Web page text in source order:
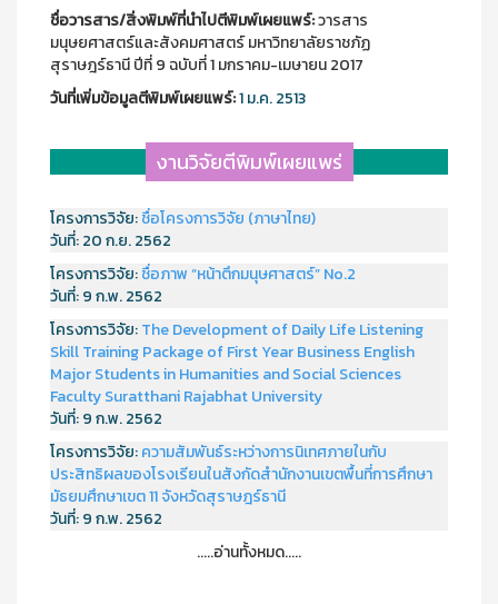
ชื่อวารสาร/สิ่งพิมพ์ที่นำไปตีพิมพ์เผยแพร์:วารสาร
มนุษยศาสตร์และสังคมศาสตร์ มหาวิทยาลัยราชภัฏ
สุราษฎร์ธานี ปีที่ 9 ฉบับที่ 1 มกราคม-เมษายน 2017
วันที่เพิ่มข้อมูลตีพิมพ์เผยแพร์:1 ม.ค. 2513
งานวิจัยตีพิมพ์เผยแพร่
โครงการวิจัย:ชื่อโครงการวิจัย (ภาษาไทย)
วันที่:20 ก.ย. 2562
โครงการวิจัย:ชื่อภาพ “หน้าตึกมนุษศาสตร์” No.2
วันที่:9 ก.พ. 2562
โครงการวิจัย:The Development of Daily Life Listening
Skill Training Package of First Year Business English
Major Students in Humanities and Social Sciences
Faculty Suratthani Rajabhat University
วันที่:9 ก.พ. 2562
โครงการวิจัย:ความสัมพันธ์ระหว่างการนิเทศภายในกับ
ประสิทธิผลของโรงเรียนในสังกัดสำนักงานเขตพื้นที่การศึกษา
มัธยมศึกษาเขต 11 จังหวัดสุราษฎร์ธานี
วันที่:9 ก.พ. 2562
.....อ่านทั้งหมด.....